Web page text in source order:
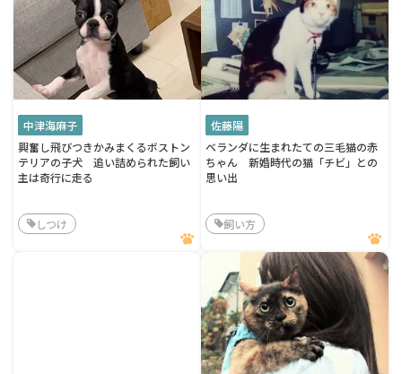
中津海麻子
興奮し飛びつきかみまくるボストン
テリアの子犬 追い詰められた飼い
主は奇行に走る
しつけ
佐藤陽
ベランダに生まれたての三毛猫の赤
ちゃん 新婚時代の猫「チビ」との
思い出
飼い方